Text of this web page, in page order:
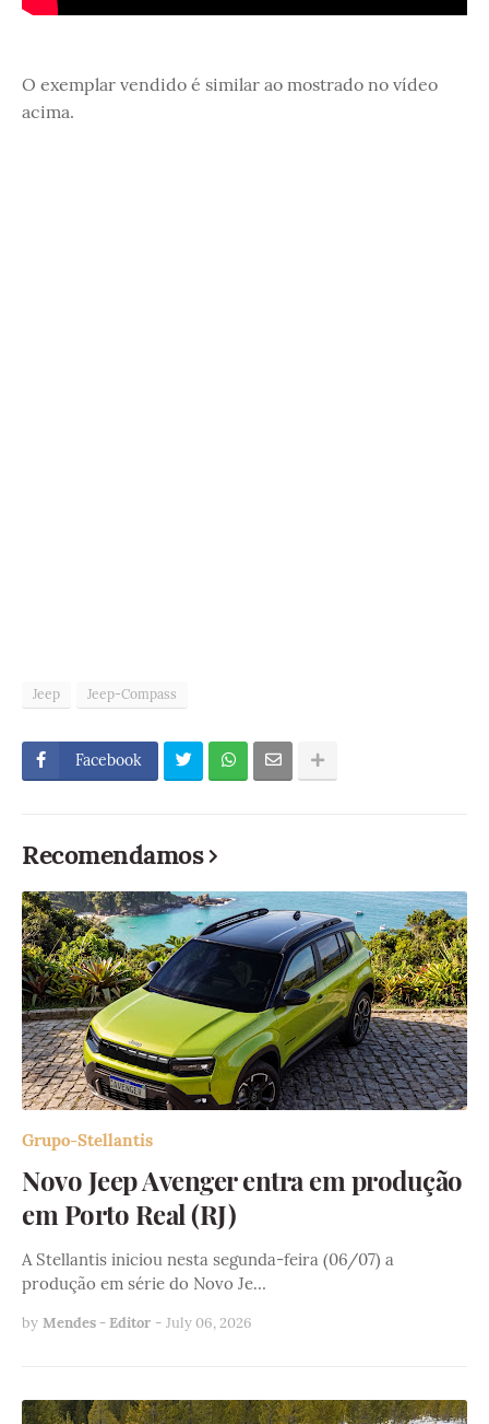
O exemplar vendido é similar ao mostrado no vídeo
acima.
Jeep Jeep-Compass
Facebook
Recomendamos
Grupo-Stellantis
Novo Jeep Avenger entra em produção
em Porto Real (RJ)
A Stellantis iniciou nesta segunda-feira (06/07) a
produção em série do Novo Je…
by Mendes - Editor - July 06, 2026